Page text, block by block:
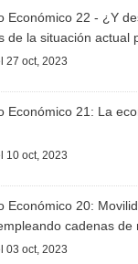
Económico 22 - ¿Y
de la situación actual
27 oct, 2023
Económico 21: La
10 oct, 2023
Económico 20:
cadenas
03 oct, 2023